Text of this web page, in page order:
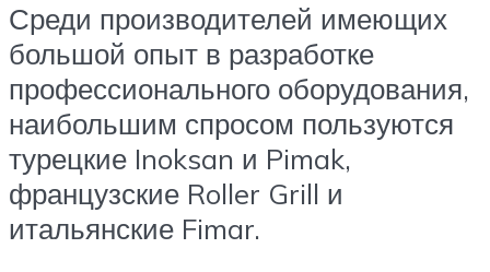
Среди производителей имеющих
большой опыт в разработке
профессионального оборудования,
наибольшим спросом пользуются
турецкие Inoksan и Pimak,
французские Roller Grill и
итальянские Fimar.